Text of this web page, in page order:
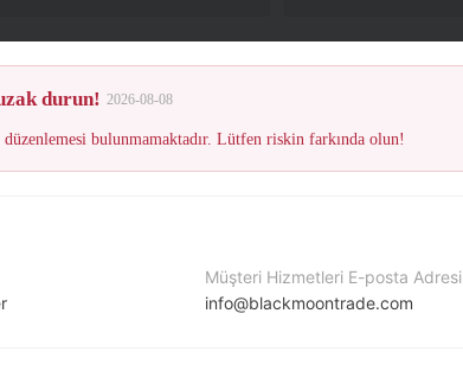
durun! 2026-08-08
bulunmamaktadır. Lütfen riskin farkında olun!
Müşteri Hizmetleri E-posta Adresi
info@blackmoontrade.com